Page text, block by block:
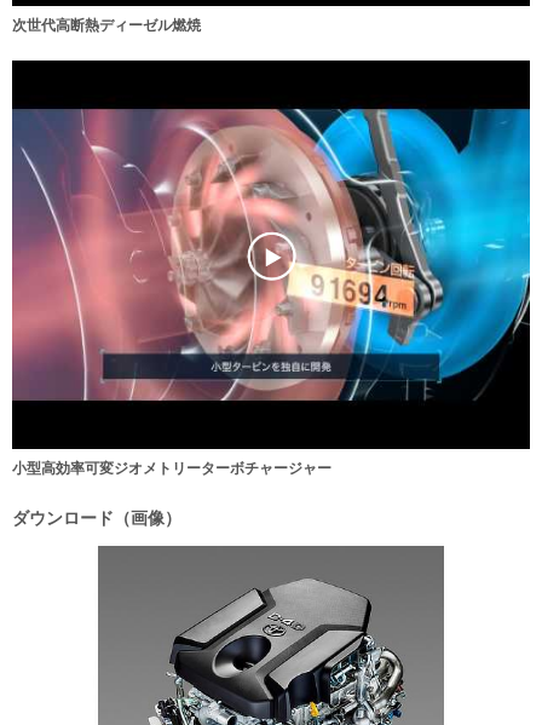
次世代高断熱ディーゼル燃焼
小型高効率可変ジオメトリーターボチャージャー
ダウンロード（画像）